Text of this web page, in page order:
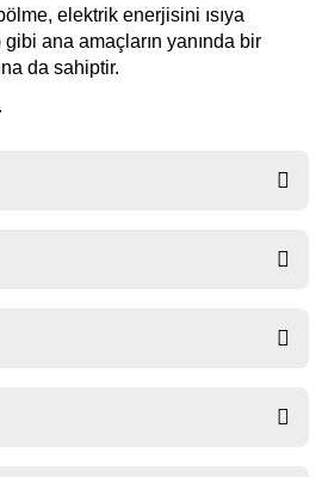
elektrik enerjisini ısıya
ana amaçların yanında bir
da sahiptir.